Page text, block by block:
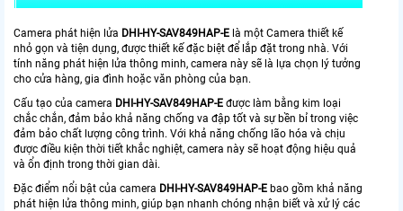
Camera phát hiện lửa DHI-HY-SAV849HAP-E là một Camera thiết kế
nhỏ gọn và tiện dụng, được thiết kế đặc biệt để lắp đặt trong nhà. Với
tính năng phát hiện lửa thông minh, camera này sẽ là lựa chọn lý tưởng
cho cửa hàng, gia đình hoặc văn phòng của bạn.
Cấu tạo của camera DHI-HY-SAV849HAP-E được làm bằng kim loại
chắc chắn, đảm bảo khả năng chống va đập tốt và sự bền bỉ trong việc
đảm bảo chất lượng công trình. Với khả năng chống lão hóa và chịu
được điều kiện thời tiết khắc nghiệt, camera này sẽ hoạt động hiệu quả
và ổn định trong thời gian dài.
Đặc điểm nổi bật của camera DHI-HY-SAV849HAP-E bao gồm khả năng
phát hiện lửa thông minh, giúp bạn nhanh chóng nhận biết và xử lý các